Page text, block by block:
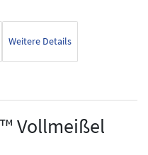
Weitere Details
Vollmeißel